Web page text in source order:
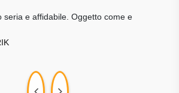
seria e affidabile. Oggetto come e